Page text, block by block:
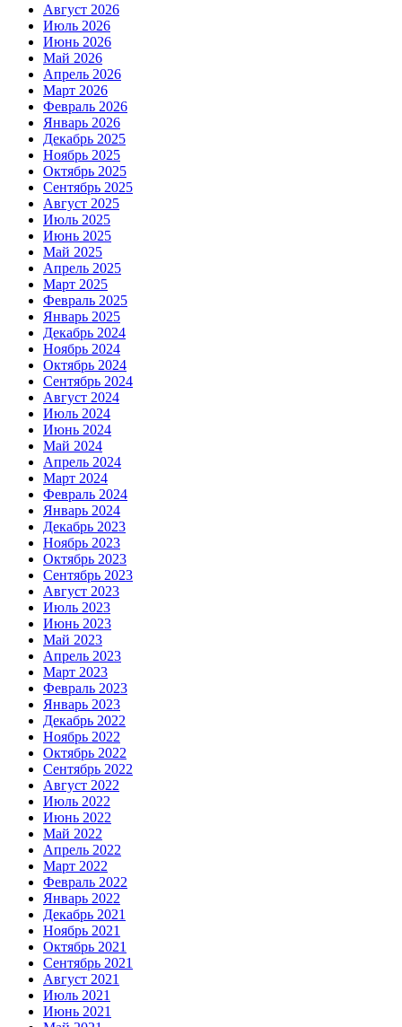
Август 2026
Июль 2026
Июнь 2026
Май 2026
Апрель 2026
Март 2026
Февраль 2026
Январь 2026
Декабрь 2025
Ноябрь 2025
Октябрь 2025
Сентябрь 2025
Август 2025
Июль 2025
Июнь 2025
Май 2025
Апрель 2025
Март 2025
Февраль 2025
Январь 2025
Декабрь 2024
Ноябрь 2024
Октябрь 2024
Сентябрь 2024
Август 2024
Июль 2024
Июнь 2024
Май 2024
Апрель 2024
Март 2024
Февраль 2024
Январь 2024
Декабрь 2023
Ноябрь 2023
Октябрь 2023
Сентябрь 2023
Август 2023
Июль 2023
Июнь 2023
Май 2023
Апрель 2023
Март 2023
Февраль 2023
Январь 2023
Декабрь 2022
Ноябрь 2022
Октябрь 2022
Сентябрь 2022
Август 2022
Июль 2022
Июнь 2022
Май 2022
Апрель 2022
Март 2022
Февраль 2022
Январь 2022
Декабрь 2021
Ноябрь 2021
Октябрь 2021
Сентябрь 2021
Август 2021
Июль 2021
Июнь 2021